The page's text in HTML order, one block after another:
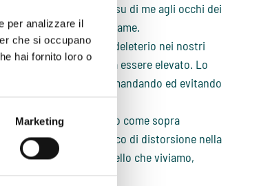
per analizzare il
che si occupano
hai fornito loro o
Marketing
e segna un marchio su di me agli occhi dei
in nessun altro esame.
probabile, anche deleterio nei nostri
il livello di ansia potrà essere elevato. Lo
solo prove scritte, rimandando ed evitando
del rischio come sopra
cognitivo automatico di distorsione nella
e angosciante di quello che viviamo,